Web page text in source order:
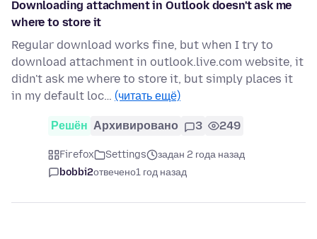
Downloading attachment in Outlook doesn't ask me
where to store it
Regular download works fine, but when I try to
download attachment in outlook.live.com website, it
didn't ask me where to store it, but simply places it
in my default loc… (читать ещё)
Решён Архивировано 3 249
Firefox Settings
задан 2 года назад
bobbi2отвечено1 год назад